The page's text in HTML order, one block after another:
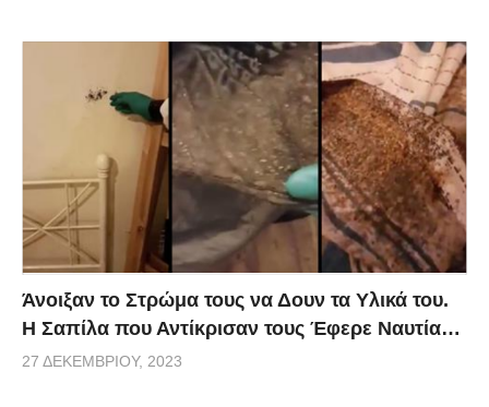
Άνοιξαν το Στρώμα τους να Δουν τα Υλικά του.
Η Σαπίλα που Αντίκρισαν τους Έφερε Ναυτία…
27 ΔΕΚΕΜΒΡΊΟΥ, 2023